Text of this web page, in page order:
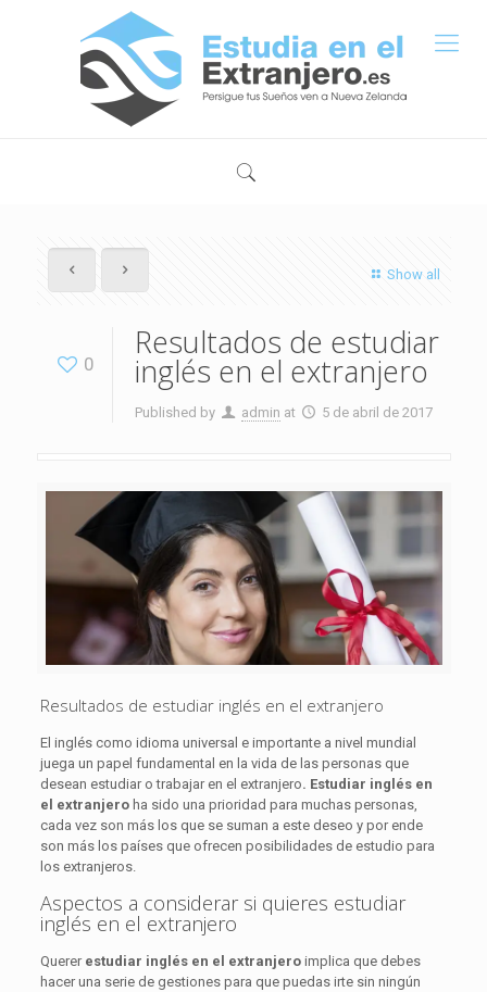
Show all
0
Resultados de estudiar
inglés en el extranjero
Published by admin at 5 de abril de 2017
Resultados de estudiar inglés en el extranjero
El inglés como idioma universal e importante a nivel mundial
juega un papel fundamental en la vida de las personas que
desean estudiar o trabajar en el extranjero. Estudiar inglés en
el extranjero ha sido una prioridad para muchas personas,
cada vez son más los que se suman a este deseo y por ende
son más los países que ofrecen posibilidades de estudio para
los extranjeros.
Aspectos a considerar si quieres estudiar
inglés en el extranjero
Querer estudiar inglés en el extranjero implica que debes
hacer una serie de gestiones para que puedas irte sin ningún